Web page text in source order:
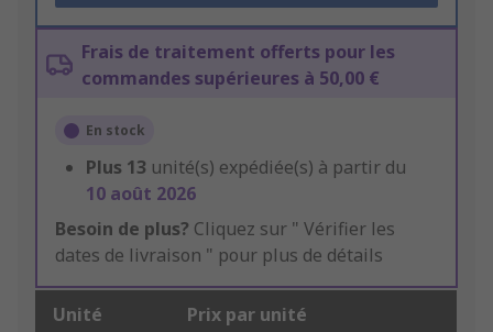
Frais de traitement offerts pour les
commandes supérieures à 50,00 €
En stock
Plus 13 unité(s) expédiée(s) à partir du
10 août 2026
Besoin de plus? Cliquez sur " Vérifier les
dates de livraison " pour plus de détails
Unité Prix par unité